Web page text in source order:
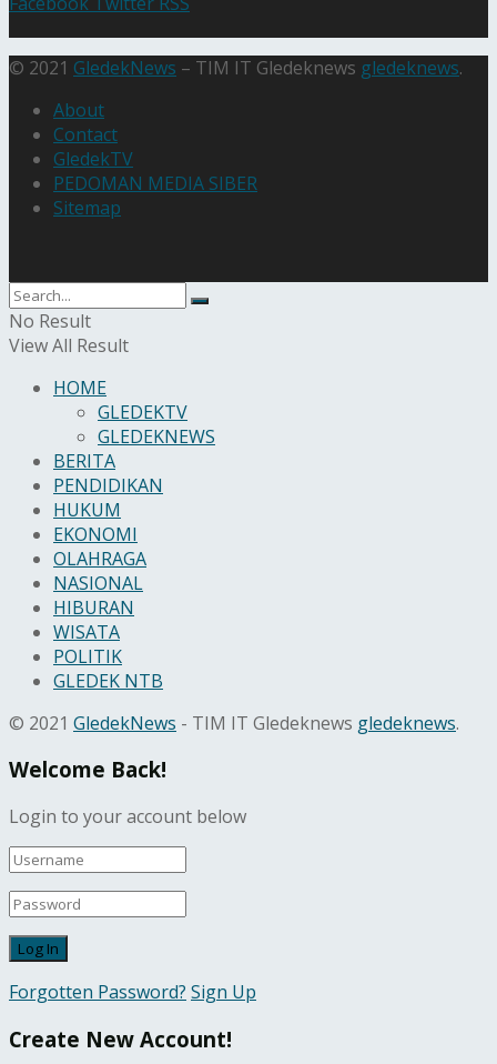
© 2021 GledekNews – TIM IT Gledeknews gledeknews.
About
Contact
GledekTV
PEDOMAN MEDIA SIBER
Sitemap
No Result
View All Result
HOME
GLEDEKTV
GLEDEKNEWS
BERITA
PENDIDIKAN
HUKUM
EKONOMI
OLAHRAGA
NASIONAL
HIBURAN
WISATA
POLITIK
GLEDEK NTB
© 2021 GledekNews - TIM IT Gledeknews gledeknews.
Welcome Back!
Login to your account below
Forgotten Password? Sign Up
Create New Account!